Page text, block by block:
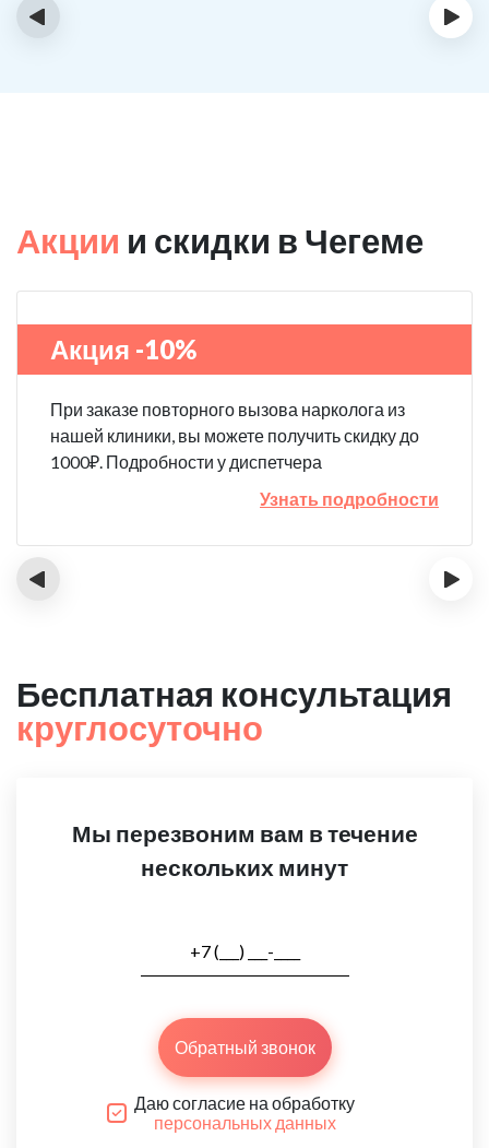
меня начало отпускать. После оказалось, что товарищ
‹ ›
Акции и скидки в Чегеме
Акция -10%
При заказе повторного вызова нарколога из
нашей клиники, вы можете получить скидку до
1000₽. Подробности у диспетчера
Узнать подробности
‹ ›
Бесплатная консультация
круглосуточно
Мы перезвоним вам в течение
нескольких минут
Обратный звонок
Даю согласие на обработку
персональных данных